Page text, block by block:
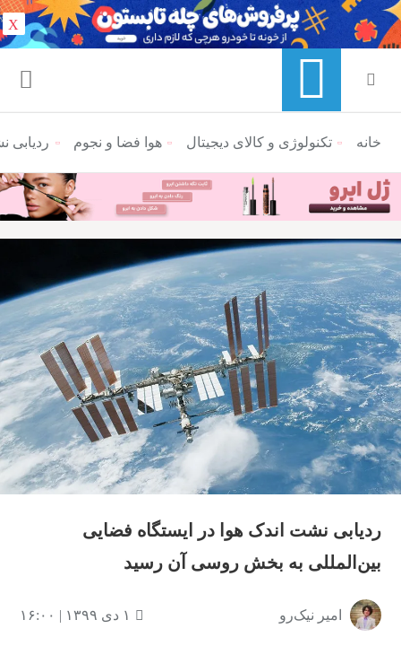
منوی ناوبری خرده نان
خانه تکنولوژی و کالای دیجیتال هوا فضا و نجوم ردیابی
ردیابی نشت اندک هوا در ایستگاه فضایی
بین‌المللی به بخش روسی آن رسید
امیر نیک‌رو ۱ دی ۱۳۹۹ | ۱۶:۰۰
X